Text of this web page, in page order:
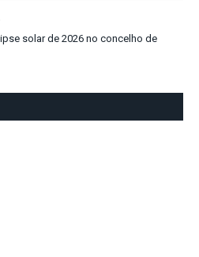
solar de 2026 no concelho de